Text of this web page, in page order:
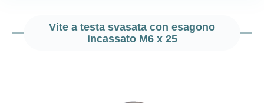
Vite a testa svasata con esagono
incassato M6 x 25